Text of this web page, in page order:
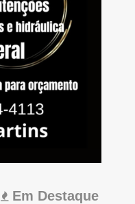
Em Destaque